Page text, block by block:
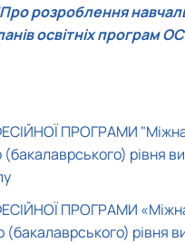
розроблення
освітніх програм ОС
ПРОГРАМИ
рівня ви
ПРОГРАМИ
рівня